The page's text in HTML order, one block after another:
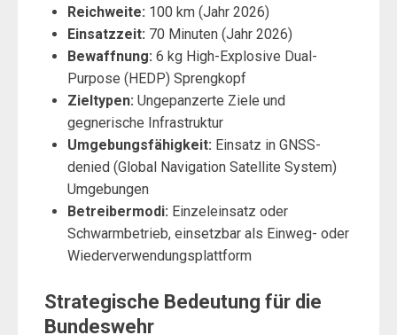
Reichweite: 100 km (Jahr 2026)
Einsatzzeit: 70 Minuten (Jahr 2026)
Bewaffnung: 6 kg High-Explosive Dual-
Purpose (HEDP) Sprengkopf
Zieltypen: Ungepanzerte Ziele und
gegnerische Infrastruktur
Umgebungsfähigkeit: Einsatz in GNSS-
denied (Global Navigation Satellite System)
Umgebungen
Betreibermodi: Einzeleinsatz oder
Schwarmbetrieb, einsetzbar als Einweg- oder
Wiederverwendungsplattform
Strategische Bedeutung für die
Bundeswehr